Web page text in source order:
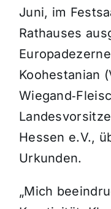
Juni, im
Rathauses
Koohestanian
Hessen e.V.,
Urkunden.
„Mich